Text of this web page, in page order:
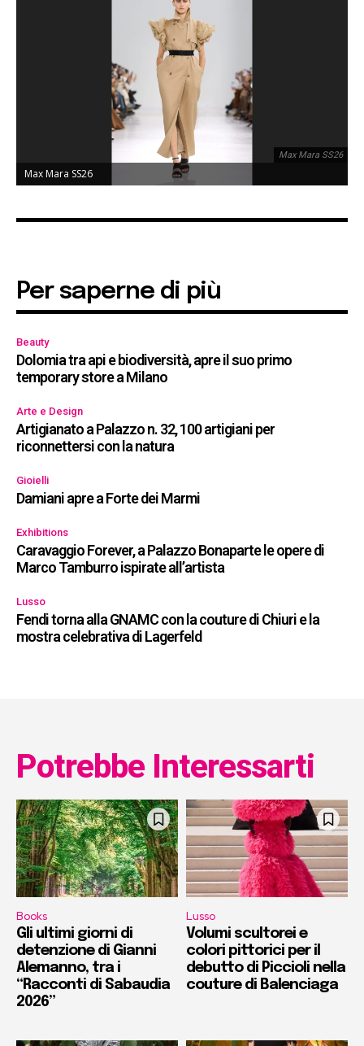
Max Mara SS26
Max Mara SS26
Per saperne di più
Beauty
Dolomia tra api e biodiversità, apre il suo primo
temporary store a Milano
Arte e Design
Artigianato a Palazzo n. 32, 100 artigiani per
riconnettersi con la natura
Gioielli
Damiani apre a Forte dei Marmi
Exhibitions
Caravaggio Forever, a Palazzo Bonaparte le opere di
Marco Tamburro ispirate all’artista
Lusso
Fendi torna alla GNAMC con la couture di Chiuri e la
mostra celebrativa di Lagerfeld
Potrebbe Interessarti
Books
Gli ultimi giorni di
detenzione di Gianni
Alemanno, tra i
“Racconti di Sabaudia
2026”
Lusso
Volumi scultorei e
colori pittorici per il
debutto di Piccioli nella
couture di Balenciaga